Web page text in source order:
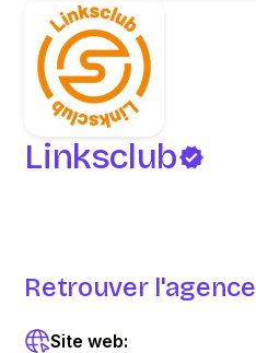
Linksclub
Retrouver l'agence
Site web: